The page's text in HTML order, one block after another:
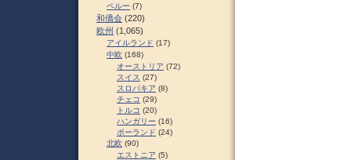
ペルー (7)
和僑会 (220)
欧州 (1,065)
アイルランド (17)
中欧 (168)
オーストリア (72)
スイス (27)
スロパキア (8)
チェコ (29)
トルコ (20)
ハンガリー (16)
ポーランド (24)
北欧 (90)
エストニア (5)